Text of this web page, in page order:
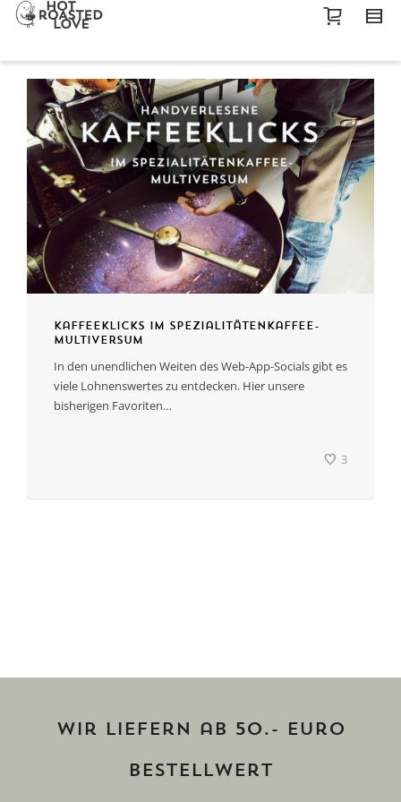
Kaffeeklicks im Spezialitätenkaffee-
Multiversum
In den unendlichen Weiten des Web-App-Socials gibt es
viele Lohnenswertes zu entdecken. Hier unsere
bisherigen Favoriten…
3
Wir liefern ab 50.- Euro
Bestellwert